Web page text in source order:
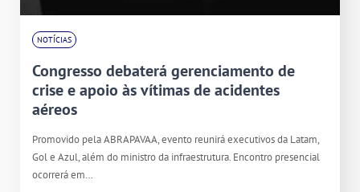
NOTÍCIAS
Congresso debaterá gerenciamento de
crise e apoio às vítimas de acidentes
aéreos
Promovido pela ABRAPAVAA, evento reunirá executivos da Latam,
Gol e Azul, além do ministro da infraestrutura. Encontro presencial
ocorrerá em…